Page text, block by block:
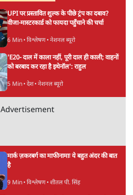
UPI पर प्रस्तावित शुल्क के पीछे ट्रंप का दबाव?
वीजा-मास्टरकार्ड को फायदा पहुँचाने की चर्चा
6 Min• विश्लेषण• नेशनल ब्यूरो
'E20- दाल में काला नहीं, पूरी दाल ही काली; वाहनों
को बरबाद कर रहा है इथेनॉल': राहुल
5 Min• देश• नेशनल ब्यूरो
Advertisement
मार्क ज़करबर्ग का माफीनामाः ये बहुत अंदर की बात
है
9 Min• विश्लेषण• शीतल पी. सिंह